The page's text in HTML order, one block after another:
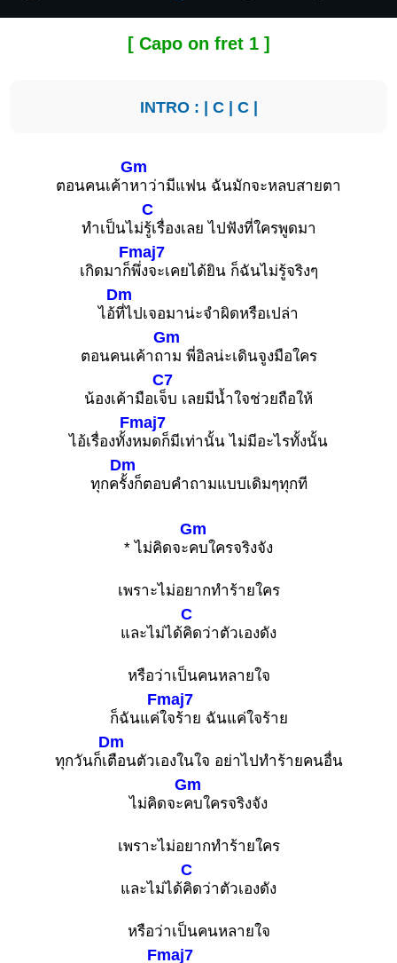
[ Capo on fret 1 ]
INTRO : | C| C|
ตอนคนเค้า
Gm
หาว่ามีแฟน ฉันมักจะหลบสายตา
ทำเป็นไม่
C
รู้เรื่องเลย ไปฟังที่ใครพูดมา
เกิดมาก็
Fmaj7
พึ่งจะเคยได้ยิน ก็ฉันไม่รู้จริงๆ
ไอ้
Dm
ที่ไปเจอมาน่ะจำผิดหรือเปล่า
ตอนคนเค้าถ
Gm
าม พี่อิลน่ะเดินจูงมือใคร
น้องเค้ามือเ
C7
จ็บ เลยมีน้ำใจช่วยถือให้
ไอ้เรื่องทั้ง
Fmaj7
หมดก็มีเท่านั้น ไม่มีอะไรทั้งนั้น
ทุกค
Dm
รั้งก็ตอบคำถามแบบเดิมๆทุกที
* ไม่คิดจะ
Gm
คบใครจริงจัง
เพราะไม่อยากทำร้ายใคร
และไม่ได้
C
คิดว่าตัวเองดัง
หรือว่าเป็นคนหลายใจ
ก็ฉันแค่
Fmaj7
ใจร้าย ฉันแค่ใจร้าย
ทุกวันก็เ
Dm
ตือนตัวเองในใจ อย่าไปทำร้ายคนอื่น
ไม่คิดจะ
Gm
คบใครจริงจัง
เพราะไม่อยากทำร้ายใคร
และไม่ได้
C
คิดว่าตัวเองดัง
หรือว่าเป็นคนหลายใจ
Fmaj7